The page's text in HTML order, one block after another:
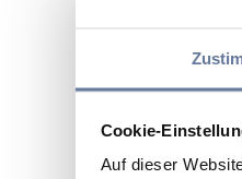
Cookie-
Auf dieser